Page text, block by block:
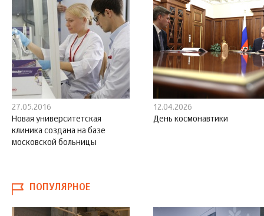
27.05.2016
Новая университетская
клиника создана на базе
московской больницы
12.04.2026
День космонавтики
ПОПУЛЯРНОЕ